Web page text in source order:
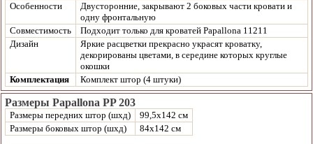
Особенности
Двусторонние, закрывают 2 боковых части кровати и
одну фронтальную
Совместимость
Подходит только для кроватей Papallona 11211
Дизайн
Яркие расцветки прекрасно украсят кроватку,
декорированы цветами, в середине которых круглые
окошки
Комплектация
Комплект штор (4 штуки)
Размеры Papallona PP 203
Размеры передних штор (шхд)
99,5х142 см
Размеры боковых штор (шхд)
84х142 см